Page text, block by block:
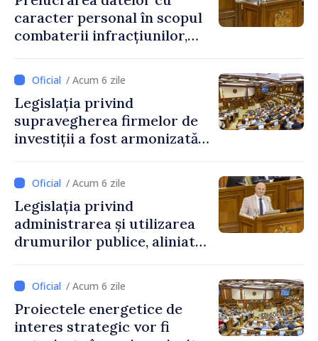
caracter personal în scopul
combaterii infracțiunilor,
/ Acum 6 zile
Legislația privind
supravegherea firmelor de
investiții a fost armonizată
/ Acum 6 zile
Legislația privind
administrarea și utilizarea
drumurilor publice, aliniată
/ Acum 6 zile
Proiectele energetice de
interes strategic vor fi